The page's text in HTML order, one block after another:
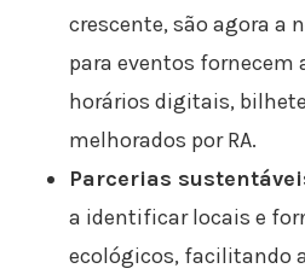
crescente, são agora a
para eventos fornecem
horários digitais,
melhorados por RA.
Parcerias
a identificar locais e
ecológicos, facilitando